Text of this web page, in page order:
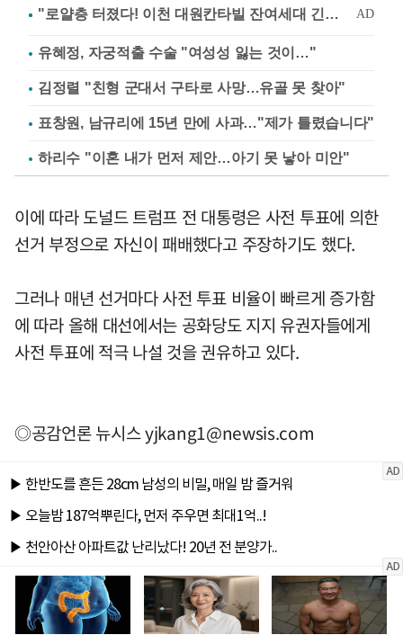
유혜정, 자궁적출 수술 "여성성 잃는 것이…"
김정렬 "친형 군대서 구타로 사망…유골 못 찾아"
표창원, 남규리에 15년 만에 사과…"제가 틀렸습니다"
하리수 "이혼 내가 먼저 제안…아기 못 낳아 미안"
이에 따라 도널드 트럼프 전 대통령은 사전 투표에 의한
선거 부정으로 자신이 패배했다고 주장하기도 했다.
그러나 매년 선거마다 사전 투표 비율이 빠르게 증가함
에 따라 올해 대선에서는 공화당도 지지 유권자들에게
사전 투표에 적극 나설 것을 권유하고 있다.
◎공감언론 뉴시스yjkang1@newsis.com